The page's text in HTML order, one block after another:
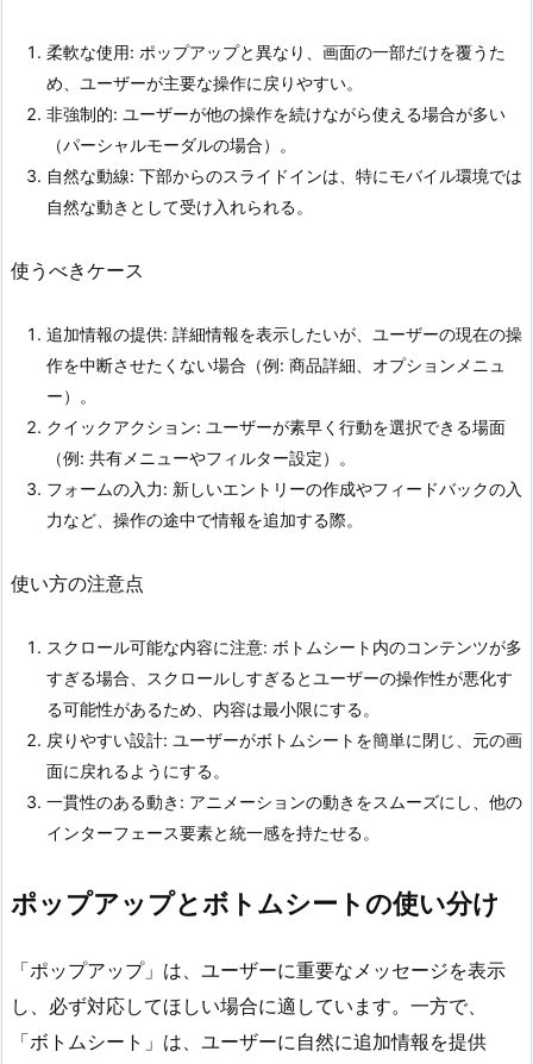
柔軟な使用: ポップアップと異なり、画面の一部だけを覆うた
め、ユーザーが主要な操作に戻りやすい。
非強制的: ユーザーが他の操作を続けながら使える場合が多い
（パーシャルモーダルの場合）。
自然な動線: 下部からのスライドインは、特にモバイル環境では
自然な動きとして受け入れられる。
使うべきケース
追加情報の提供: 詳細情報を表示したいが、ユーザーの現在の操
作を中断させたくない場合（例: 商品詳細、オプションメニュ
ー）。
クイックアクション: ユーザーが素早く行動を選択できる場面
（例: 共有メニューやフィルター設定）。
フォームの入力: 新しいエントリーの作成やフィードバックの入
力など、操作の途中で情報を追加する際。
使い方の注意点
スクロール可能な内容に注意: ボトムシート内のコンテンツが多
すぎる場合、スクロールしすぎるとユーザーの操作性が悪化す
る可能性があるため、内容は最小限にする。
戻りやすい設計: ユーザーがボトムシートを簡単に閉じ、元の画
面に戻れるようにする。
一貫性のある動き: アニメーションの動きをスムーズにし、他の
インターフェース要素と統一感を持たせる。
ポップアップとボトムシートの使い分け
「ポップアップ」は、ユーザーに重要なメッセージを表示
し、必ず対応してほしい場合に適しています。一方で、
「ボトムシート」は、ユーザーに自然に追加情報を提供